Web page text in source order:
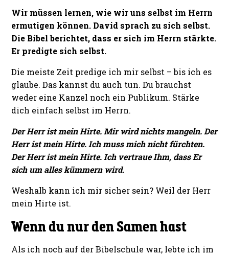
Wir müssen lernen, wie wir uns selbst im Herrn
ermutigen können. David sprach zu sich selbst.
Die Bibel berichtet, dass er sich im Herrn stärkte.
Er predigte sich selbst.
Die meiste Zeit predige ich mir selbst – bis ich es
glaube. Das kannst du auch tun. Du brauchst
weder eine Kanzel noch ein Publikum. Stärke
dich einfach selbst im Herrn.
Der Herr ist mein Hirte. Mir wird nichts mangeln. Der
Herr ist mein Hirte. Ich muss mich nicht fürchten.
Der Herr ist mein Hirte. Ich vertraue Ihm, dass Er
sich um alles kümmern wird.
Weshalb kann ich mir sicher sein? Weil der Herr
mein Hirte ist.
Wenn du nur den Samen hast
Als ich noch auf der Bibelschule war, lebte ich im